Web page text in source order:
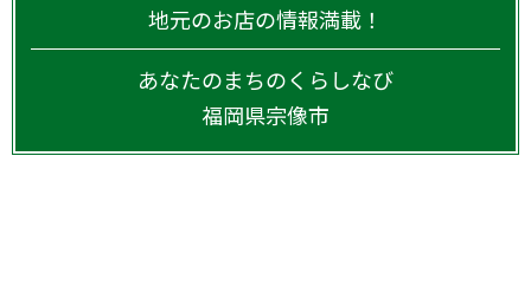
地元のお店の情報満載！
あなたのまちのくらしなび
福岡県宗像市